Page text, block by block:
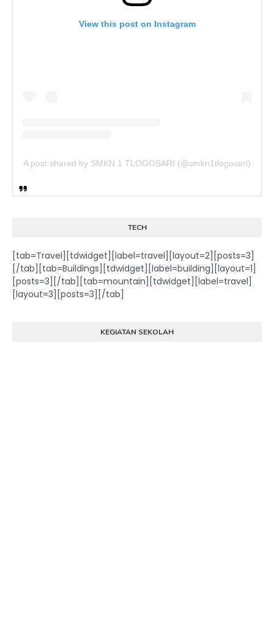
View this post on Instagram
A post shared by SMKN 1 TLOGOSARI (@smkn1tlogosari)
TECH
[tab=Travel][tdwidget][label=travel][layout=2][posts=3]
[/tab][tab=Buildings][tdwidget][label=building][layout=1]
[posts=3][/tab][tab=mountain][tdwidget][label=travel]
[layout=3][posts=3][/tab]
KEGIATAN SEKOLAH